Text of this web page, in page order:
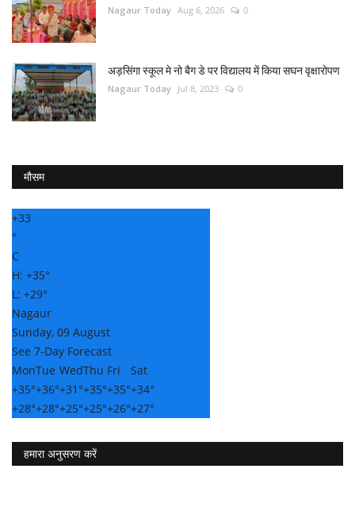
Nagaur Today Aug 6, 2026 0
अड़सिंगा स्कूल मे नो बैग डे पर विद्यालय में किया सघन वृक्षारोपण
Nagaur Today Jul 8, 2023 0
मौसम
+33
°
C
H: +35°
L: +29°
Nagaur
Sunday, 09 August
See 7-Day Forecast
MonTue WedThu Fri
Sat
+35°+36°+31°+35°+35°+34°
+28°+28°+25°+25°+26°+27°
हमारा अनुसरण करें